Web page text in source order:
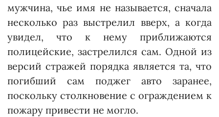
мужчина, чье имя не называется, сначала
несколько раз выстрелил вверх, а когда
увидел, что к нему приближаются
полицейские, застрелился сам. Одной из
версий стражей порядка является та, что
погибший сам поджег авто заранее,
поскольку столкновение с ограждением к
пожару привести не могло.